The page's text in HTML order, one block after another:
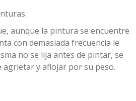
aunque la pintura se encuentre
con demasiada frecuencia le
no se lija antes de pintar, se
agrietar y aflojar por su peso.